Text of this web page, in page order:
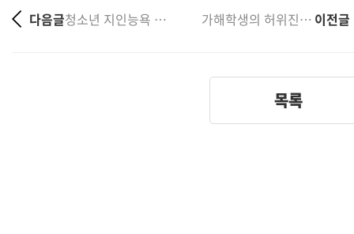
다음글 청소년 지인능욕 모욕사건 고소대리, 가해자 형사 벌금.... 가해학생의 허위진술 및 무고, 전학 처분 사례 이전글
목록